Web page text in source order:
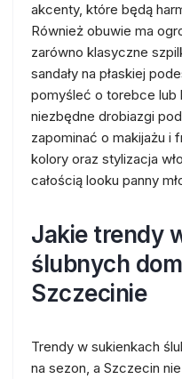
akcenty, które będą
Również obuwie ma
zarówno klasyczne
sandały na płaskiej
pomyśleć o torebce
niezbędne drobiazgi
zapominać o makijażu i
kolory oraz stylizacja
całością looku panny
Jakie trendy
ślubnych
Szczecinie
Trendy w sukienkach
na sezon, a Szczecin